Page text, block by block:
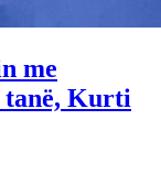
me
tanë, Kurti